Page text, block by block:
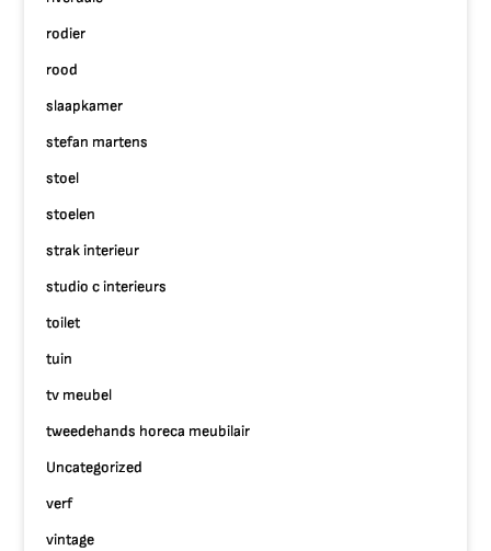
rodier
rood
slaapkamer
stefan martens
stoel
stoelen
strak interieur
studio c interieurs
toilet
tuin
tv meubel
tweedehands horeca meubilair
Uncategorized
verf
vintage